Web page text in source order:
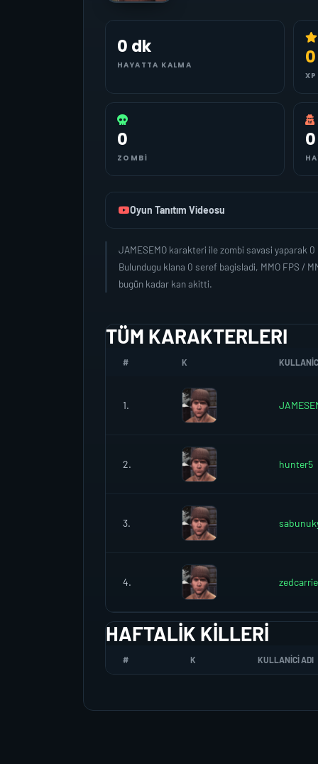
0 dk
HAYATTA KALMA 0
XP
0
ZOMBI
0
Oyun Tanıtım Videosu
JAMESEMO karakteri ile zombi savasi yaparak
Bulundugu klana 0 seref bagisladi, MMO FPS /
bugün kadar kan akitti.
TÜM KARAKTERLERI
# K
1.
2. hunter5
3.
4.
HAFTALIK KILLERI
# K KULLANICI ADI